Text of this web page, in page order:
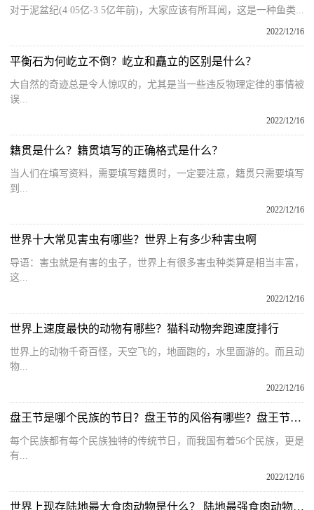
对于泥盆纪(4 05亿-3 5亿年前)，大家应该有所耳闻，这是一种鱼类...
2022/12/16
平衡石为何屹立不倒？屹立和矗立的区别是什么？
大自然的奇迹总是令人惊叹的，尤其是当一些违反物理定律的事情被
误...
2022/12/16
籍贯是什么？籍贯填写的正确格式是什么？
当人们在填写资料，需要填写籍贯时，一定要注意，籍贯只需要填写
到...
2022/12/16
世界十大常见害虫有哪些？世界上有多少种害虫啊
导语：害虫就是有害的虫子，世界上有很多害虫种类算是相当丰富，
这...
2022/12/16
世界上速度最快的动物有哪些？猫科动物奔跑速度排行
世界上的动物千奇百怪，天空飞的，地面跑的，水里面游的。而且动
物...
2022/12/16
盘王节是哪个民族的节日？盘王节的风俗有哪些？盘王节的由来和意义
每个民族都有每个民族独特的传统节日，而我国有着56个民族，更是
有...
2022/12/16
世界上现存陆地最大食肉动物是什么？ 陆地最强食肉动物十大排名